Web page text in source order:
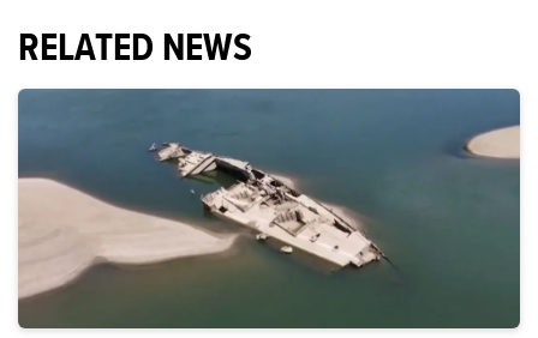
RELATED NEWS